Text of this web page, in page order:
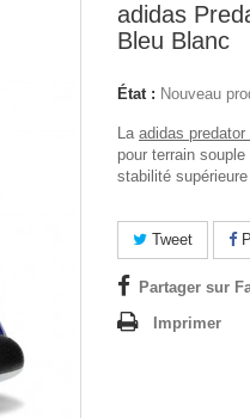
adidas
Bleu Blanc
État : Nouveau
La adidas predator
pour terrain
stabilité
Tweet
Partager sur
Imprimer